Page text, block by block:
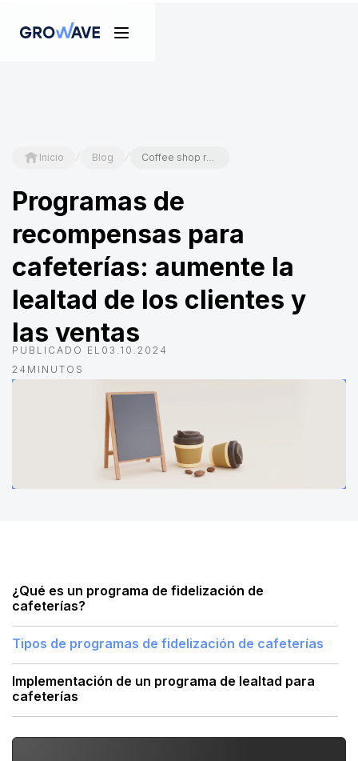
Inicio / Blog / Coffee shop rewards programs: Boost Customer Loyalty and Sales
Programas de
recompensas para
cafeterías: aumente la
lealtad de los clientes y
las ventas
PUBLICADO EL 03.10.2024
24 MINUTOS
¿Qué es un programa de fidelización de
cafeterías?
Tipos de programas de fidelización de cafeterías
Implementación de un programa de lealtad para
cafeterías
Consejos y mejores prácticas para los programas